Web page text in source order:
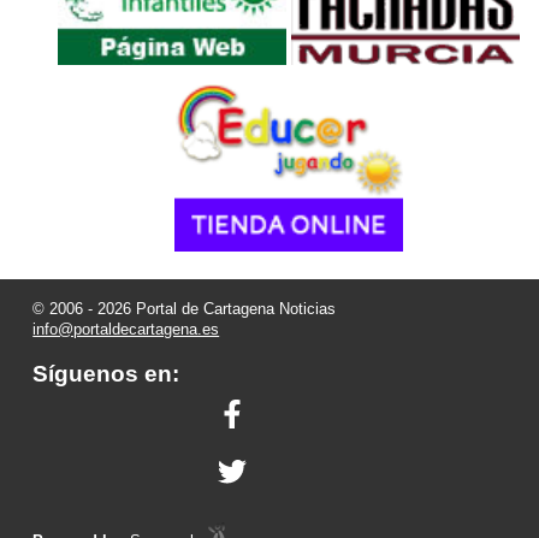
© 2006 - 2026 Portal de Cartagena Noticias
info@portaldecartagena.es
Síguenos en: